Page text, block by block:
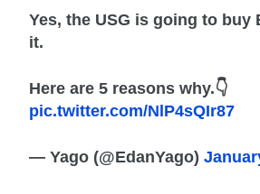
Yes, the USG is going to
it.
Here are 5 reasons why.👇
pic.twitter.com/NlP4sQIr87
— Yago (@EdanYago)